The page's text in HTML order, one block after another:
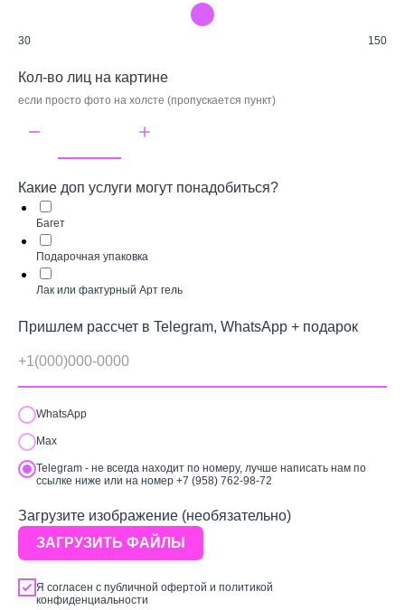
30 150
Кол-во лиц на картине
если просто фото на холсте (пропускается пункт)
Какие доп услуги могут понадобиться?
Багет
Подарочная упаковка
Лак или фактурный Арт гель
Пришлем рассчет в Telegram, WhatsApp + подарок
WhatsApp
Max
Telegram - не всегда находит по номеру, лучше написать нам по
ссылке ниже или на номер +7 (958) 762-98-72
Загрузите изображение (необязательно)
ЗАГРУЗИТЬ ФАЙЛЫ
Я согласен с публичной офертой и политикой
конфиденциальности